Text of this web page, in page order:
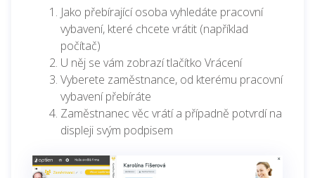
Jako přebírající osoba vyhledáte pracovní
vybavení, které chcete vrátit (například
počítač)
U něj se vám zobrazí tlačítko Vrácení
Vyberete zaměstnance, od kterému pracovní
vybavení přebíráte
Zaměstnanec věc vrátí a případně potvrdí na
displeji svým podpisem